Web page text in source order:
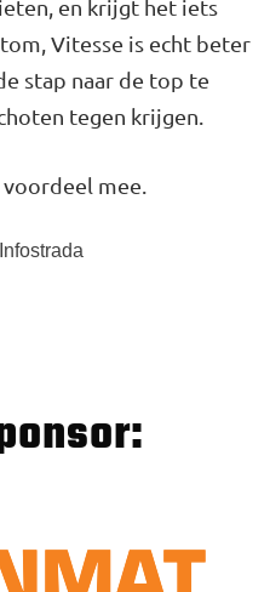
en krijgt het iets
Vitesse is echt beter
stap naar de top te
tegen krijgen.
mee.